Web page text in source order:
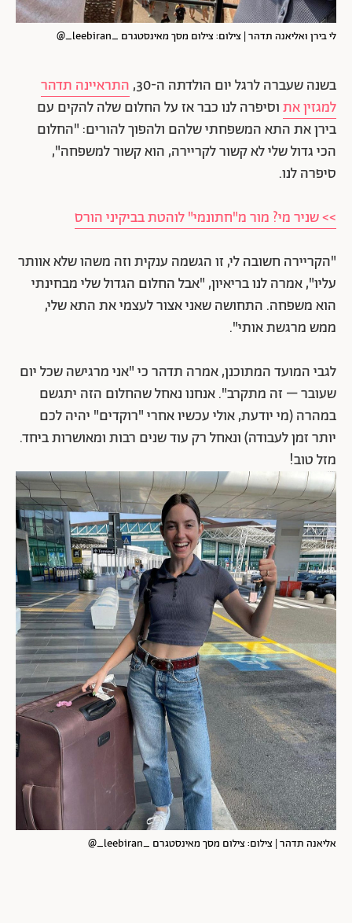
לי בירן ואליאנה תדהר | צילום: צילום מסך מאינסטגרם _leebiran_@
בשנה שעברה לרגל יום הולדתה ה-30,
התראיינה תדהר
למגזין אתוסיפרה לנו כבר אז על החלום שלה להקים עם
בירן את התא המשפחתי שלהם ולהפוך להורים: "החלום
הכי גדול שלי לא קשור לקריירה, הוא קשור למשפחה",
סיפרה לנו.
>> שניר מי? מור מ"חתונמי" לוהטת בביקיני הורס
"הקריירה חשובה לי, זו הגשמה ענקית וזה משהו שלא אוותר
עליו", אמרה לנו בריאיון, "אבל החלום הגדול שלי מבחינתי
הוא משפחה. התחושה שאני אצור לעצמי את התא שלי,
ממש מרגשת אותי".
לגבי המועד המתוכנן, אמרה תדהר כי "אני מרגישה שכל יום
שעובר – זה מתקרב". אנחנו נאחל שהחלום הזה יתגשם
במהרה (מי יודעת, אולי עכשיו אחרי "רוקדים" יהיה לכם
יותר זמן לעבודה) ונאחל רק עוד שנים רבות ומאושרות ביחד.
מזל טוב!
אליאנה תדהר | צילום: צילום מסך מאינסטגרם _leebiran_@